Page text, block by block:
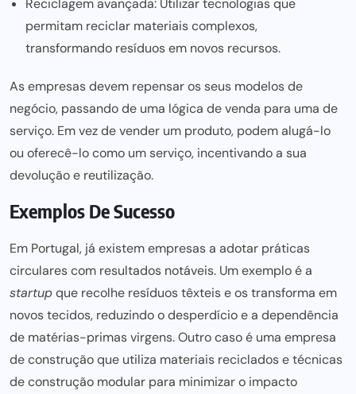
Reciclagem avançada: Utilizar tecnologias que
permitam reciclar materiais complexos,
transformando resíduos em novos recursos.
As empresas devem repensar os seus modelos de
negócio, passando de uma lógica de venda para uma de
serviço. Em vez de vender um produto, podem alugá-lo
ou oferecê-lo como um serviço, incentivando a sua
devolução e reutilização.
Exemplos De Sucesso
Em Portugal, já existemempresas a adotar práticas
circulares com resultados notáveis. Um exemplo é a
startupque recolhe resíduos têxteis e os transforma em
novos tecidos, reduzindo o desperdício e a dependência
de matérias-primas virgens. Outrocaso é uma empresa
de construção que utiliza materiais reciclados e técnicas
de construção modular para minimizar o impacto